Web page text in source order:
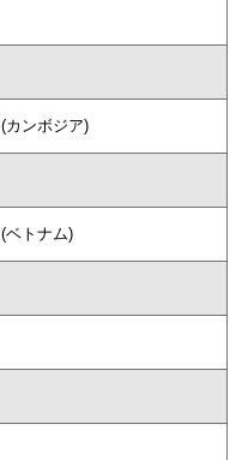
(カンボジア)
(ベトナム)